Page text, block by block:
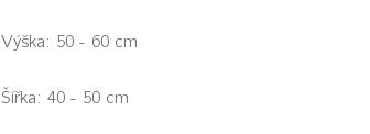
Výška: 50 - 60 cm
Šířka: 40 - 50 cm